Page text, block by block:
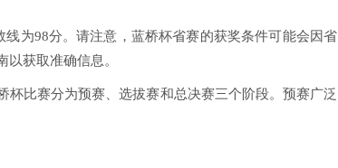
为98分。请注意，蓝桥杯省赛的获奖条件可能会因省
获取准确信息。
比赛分为预赛、选拔赛和总决赛三个阶段。预赛广泛